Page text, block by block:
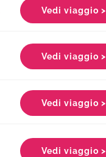
Vedi viaggio >
Vedi viaggio >
Vedi viaggio >
Vedi viaggio >